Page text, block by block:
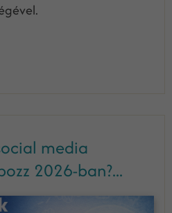
media
2026-ban?...